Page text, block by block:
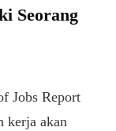
Seorang
Jobs Report
kerja akan